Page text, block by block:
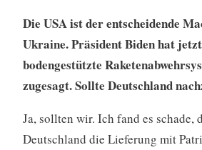
Die USA ist der entscheidende
Ukraine. Präsident Biden hat
bodengestützte
zugesagt. Sollte Deutschland
Ja, sollten wir. Ich fand es schade,
Deutschland die Lieferung mit